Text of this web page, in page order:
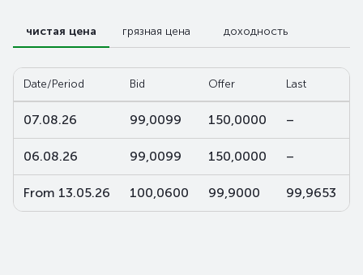
чистая цена грязная цена доходность
Date/Period Bid Offer Last
07.08.26 99,0099 150,0000 –
06.08.26 99,0099 150,0000 –
From 13.05.26 100,0600 99,9000 99,9653